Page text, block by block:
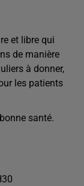
et libre qui
de manière
à donner,
les patients
santé.